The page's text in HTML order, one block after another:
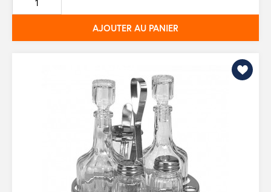
base
AJOUTER AU PANIER